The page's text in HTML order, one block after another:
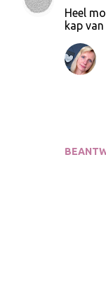
Heel
kap